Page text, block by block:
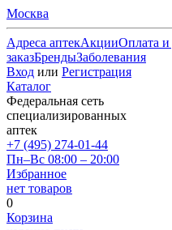
Москва
Адреса аптекАкцииОплата и
заказБрендыЗаболевания
Вход или Регистрация
Каталог
Федеральная сеть
специализированных
аптек
+7 (495) 274-01-44
Пн–Вс 08:00 – 20:00
Избранное
нет товаров
0
Корзина